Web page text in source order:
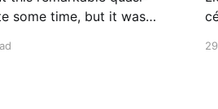
some time, but it wasn't
four sessions (and